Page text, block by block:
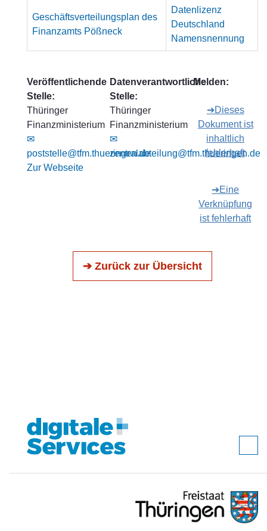
Geschäftsverteilungsplan des
Finanzamts Pößneck
Datenlizenz
Deutschland
Namensnennung
Veröffentlichende
Stelle:
Thüringer
Finanzministerium
✉
poststelle@tfm.thueringen.de
Zur Webseite
Datenverantwortliche
Stelle:
Thüringer
Finanzministerium
✉
zentralabteilung@tfm.thueringen.de
Melden:
➔Dieses
Dokument ist
inhaltlich
fehlerhaft
➔Eine
Verknüpfung
ist fehlerhaft
➔ Zurück zur Übersicht